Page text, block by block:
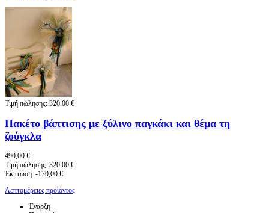
Τιμή πώλησης: 320,00 €
Πακέτο βάπτισης με ξύλινο παγκάκι και θέμα τη
ζούγκλα
490,00 €
Τιμή πώλησης: 320,00 €
Έκπτωση: -170,00 €
Λεπτομέρειες προϊόντος
Έναρξη